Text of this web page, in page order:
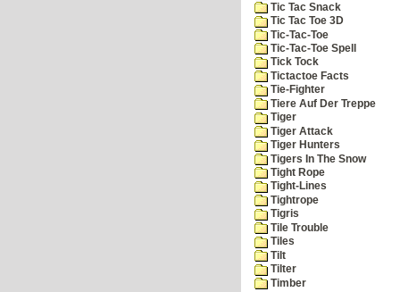
Tic Tac Snack
Tic Tac Toe 3D
Tic-Tac-Toe
Tic-Tac-Toe Spell
Tick Tock
Tictactoe Facts
Tie-Fighter
Tiere Auf Der Treppe
Tiger
Tiger Attack
Tiger Hunters
Tigers In The Snow
Tight Rope
Tight-Lines
Tightrope
Tigris
Tile Trouble
Tiles
Tilt
Tilter
Timber